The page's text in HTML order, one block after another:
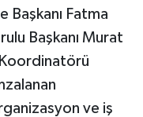
Başkanı Fatma
Başkanı Murat
ve iş